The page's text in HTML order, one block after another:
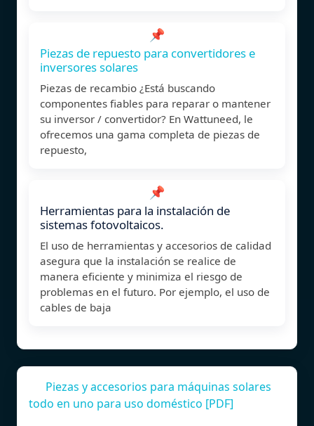
📌
Piezas de repuesto para convertidores e
inversores solares
Piezas de recambio ¿Está buscando
componentes fiables para reparar o mantener
su inversor / convertidor? En Wattuneed, le
ofrecemos una gama completa de piezas de
repuesto,
📌
Herramientas para la instalación de
sistemas fotovoltaicos.
El uso de herramientas y accesorios de calidad
asegura que la instalación se realice de
manera eficiente y minimiza el riesgo de
problemas en el futuro. Por ejemplo, el uso de
cables de baja
Piezas y accesorios para máquinas solares
todo en uno para uso doméstico [PDF]